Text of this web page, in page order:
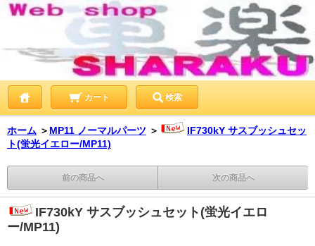
カート 検索
ホーム ＞ MP11 ノーマルパーツ ＞
IF730kY サスブッシュセッ
ト(蛍光イエロー/MP11)
前の商品へ 次の商品へ
IF730kY サスブッシュセット(蛍光イエロ
ー/MP11)